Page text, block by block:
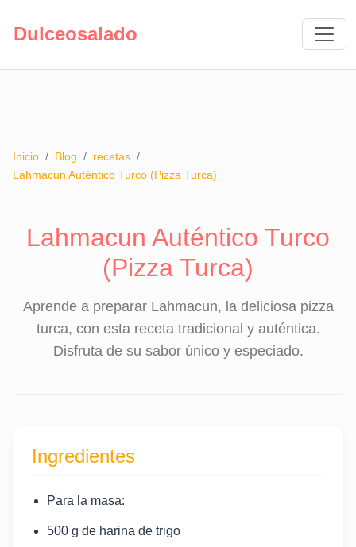
Dulceosalado
Inicio / Blog / recetas /
Lahmacun Auténtico Turco (Pizza Turca)
Lahmacun Auténtico Turco
(Pizza Turca)
Aprende a preparar Lahmacun, la deliciosa pizza
turca, con esta receta tradicional y auténtica.
Disfruta de su sabor único y especiado.
Ingredientes
Para la masa:
500 g de harina de trigo